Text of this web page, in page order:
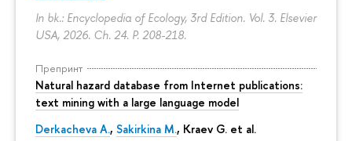
In bk.: Encyclopedia of Ecology, 3rd Edition. Vol. 3. Elsevier
USA, 2026. Ch. 24. P. 208-218.
Препринт
Natural hazard database from Internet publications:
text mining with a large language model
Derkacheva A., Sakirkina M., Kraev G. et al.